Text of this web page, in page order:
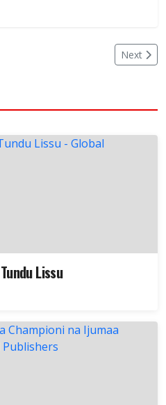
Next
Lissu